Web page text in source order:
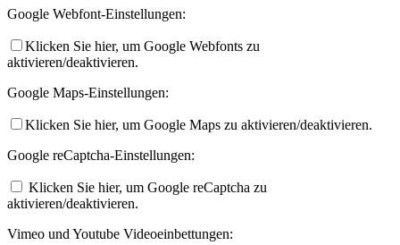
Google Webfont-Einstellungen:
Klicken Sie hier, um Google Webfonts zu
aktivieren/deaktivieren.
Google Maps-Einstellungen:
Klicken Sie hier, um Google Maps zu aktivieren/deaktivieren.
Google reCaptcha-Einstellungen:
Klicken Sie hier, um Google reCaptcha zu
aktivieren/deaktivieren.
Vimeo und Youtube Videoeinbettungen: